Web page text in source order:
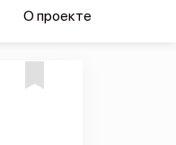
О проекте